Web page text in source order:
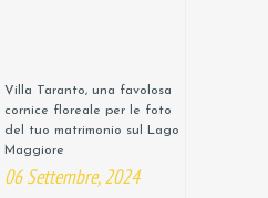
Villa Taranto, una favolosa
cornice floreale per le foto
del tuo matrimonio sul Lago
Maggiore
06 Settembre, 2024